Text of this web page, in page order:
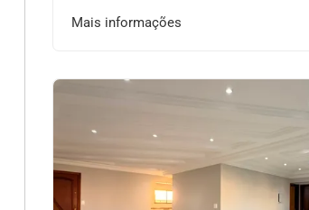
Mais informações